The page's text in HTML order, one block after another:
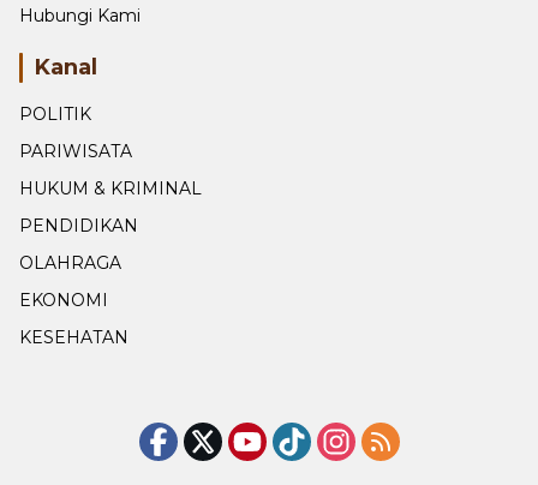
POLITIK
PARIWISATA
HUKUM & KRIMINAL
PENDIDIKAN
OLAHRAGA
EKONOMI
KESEHATAN